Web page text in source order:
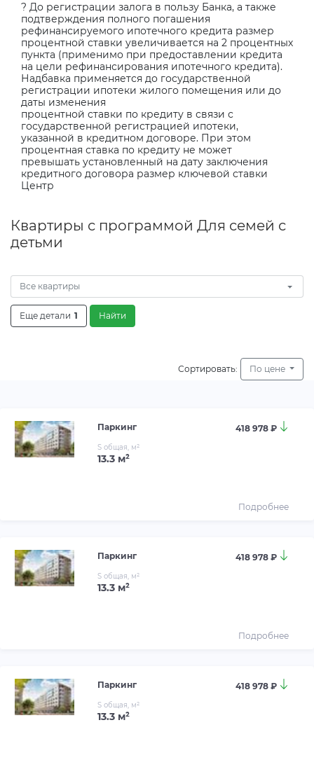
? До регистрации залога в пользу Банка, а также
подтверждения полного погашения
рефинансируемого ипотечного кредита размер
процентной ставки увеличивается на 2 процентных
пункта (применимо при предоставлении кредита
на цели рефинансирования ипотечного кредита).
Надбавка применяется до государственной
регистрации ипотеки жилого помещения или до
даты изменения
процентной ставки по кредиту в связи с
государственной регистрацией ипотеки,
указанной в кредитном договоре. При этом
процентная ставка по кредиту не может
превышать установленный на дату заключения
кредитного договора размер ключевой ставки
Центр
Квартиры с программой Для семей с
детьми
Все квартиры
Еще детали 1 Найти
Сортировать: По цене
Паркинг 418 978 ₽
S общая, м²
13.3 м²
Подробнее
Паркинг 418 978 ₽
S общая, м²
13.3 м²
Подробнее
Паркинг 418 978 ₽
S общая, м²
13.3 м²